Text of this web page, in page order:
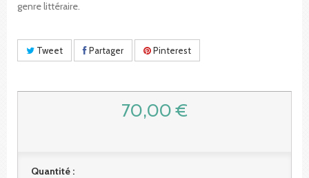
genre littéraire.
Tweet Partager Pinterest
70,00 €
Quantité :